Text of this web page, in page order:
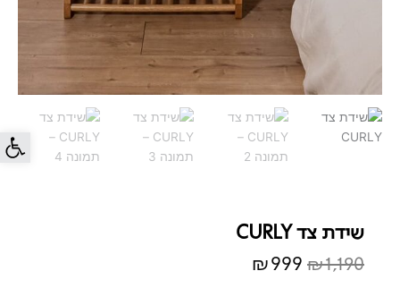
פתח
שידת צד CURLY
₪1,190
₪999